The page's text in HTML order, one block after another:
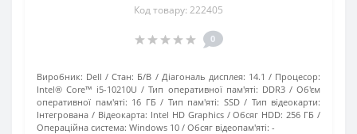
Код товару: 222405
0
Виробник: Dell Стан: Б/В Діагональ дисплея: 14.1
Процесор:
Intel® Core™ i5-10210U
Тип оперативної пам'яті: DDR3
Об'єм
оперативної пам'яті: 16 ГБ Тип пам'яті: SSD
Тип відеокарти:
Інтегрована
Відеокарта: Intel HD Graphics Обсяг HDD: 256 ГБ
Операційна система: Windows 10 Обсяг відеопам'яті: -